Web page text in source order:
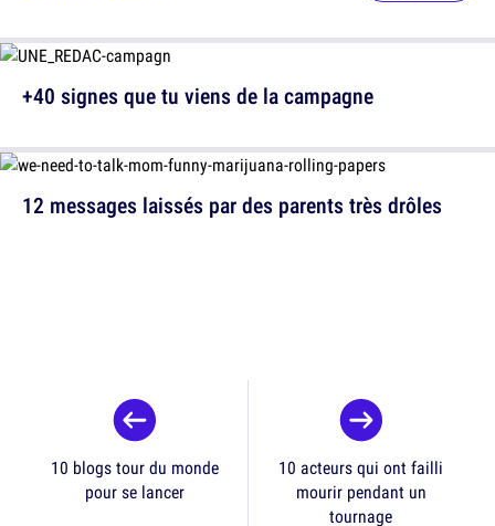
12 messages laissés par des parents très drôles
+40 signes que tu viens de la campagne
10 blogs tour du monde
pour se lancer
10 acteurs qui ont failli
mourir pendant un
tournage